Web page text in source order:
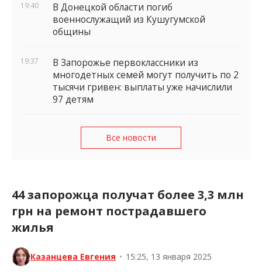
19:40
В Донецкой области погиб
военнослужащий из Кушугумской
общины
19:37
В Запорожье первоклассники из
многодетных семей могут получить по 2
тысячи гривен: выплаты уже начислили
97 детям
Все новости
44 запорожца получат более 3,3 млн
грн на ремонт пострадавшего
жилья
Казанцева Евгения • 15:25, 13 января 2025